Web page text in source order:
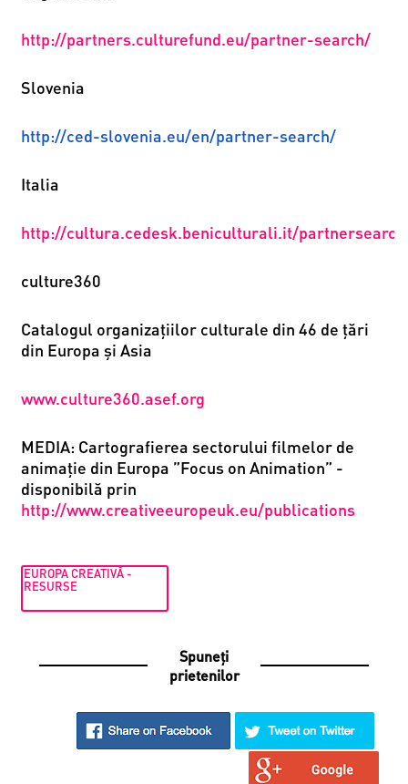
http://partners.culturefund.eu/partner-search/
Slovenia
http://ced-slovenia.eu/en/partner-search/
Italia
http://cultura.cedesk.beniculturali.it/
culture360
Catalogul organizaţiilor culturale din 46 de țări
din Europa și Asia
www.culture360.asef.org
MEDIA: Cartografierea sectorului filmelor de
animație din Europa ”Focus on Animation” -
disponibilă prin
http://www.creativeeuropeuk.eu/publications
EUROPA CREATIVĂ -
RESURSE
Spuneți
prietenilor